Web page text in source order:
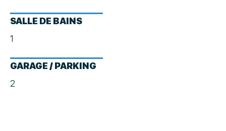
SALLE DE BAINS
1
GARAGE / PARKING
2